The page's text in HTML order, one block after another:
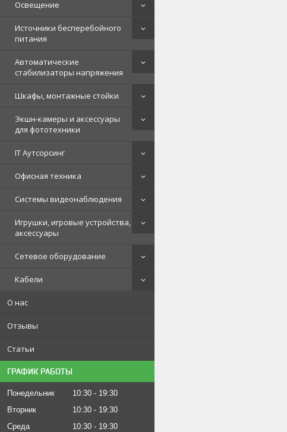
Освещение
Источники бесперебойного
питания
Автоматические
стабилизаторы напряжения
Шкафы, монтажные стойки
Экшн-камеры и аксессуары
для фототехники
IT Аутсорсинг
Офисная техника
Системы видеонаблюдения
Игрушки, игровые устройства,
аксессуары
Сетевое оборудование
Кабели
О нас
Отзывы
Статьи
ГРАФИК РАБОТЫ
Понедельник 10:30
19:30
Вторник
10:30
19:30
Среда
10:30
19:30